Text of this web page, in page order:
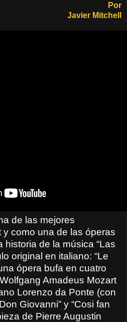
Por
Javier Mitchell
de las mejores
como una de las óperas
historia de la música “Las
original en italiano: “Le
ópera bufa en cuatro
Amadeus Mozart
Lorenzo da Ponte (con
Giovanni” y “Cosi fan
de Pierre Augustin